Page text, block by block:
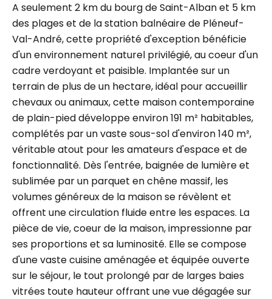
A seulement 2 km du bourg de Saint-Alban et 5 km
des plages et de la station balnéaire de Pléneuf-
Val-André, cette propriété d'exception bénéficie
d'un environnement naturel privilégié, au coeur d'un
cadre verdoyant et paisible. Implantée sur un
terrain de plus de un hectare, idéal pour accueillir
chevaux ou animaux, cette maison contemporaine
de plain-pied développe environ 191 m² habitables,
complétés par un vaste sous-sol d'environ 140 m²,
véritable atout pour les amateurs d'espace et de
fonctionnalité. Dès l'entrée, baignée de lumière et
sublimée par un parquet en chêne massif, les
volumes généreux de la maison se révèlent et
offrent une circulation fluide entre les espaces. La
pièce de vie, coeur de la maison, impressionne par
ses proportions et sa luminosité. Elle se compose
d'une vaste cuisine aménagée et équipée ouverte
sur le séjour, le tout prolongé par de larges baies
vitrées toute hauteur offrant une vue dégagée sur